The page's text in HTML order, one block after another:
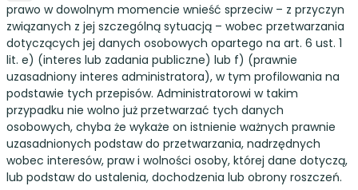
prawo w dowolnym momencie wnieść sprzeciw – z przyczyn
związanych z jej szczególną sytuacją – wobec przetwarzania
dotyczących jej danych osobowych opartego na art. 6 ust. 1
lit. e) (interes lub zadania publiczne) lub f) (prawnie
uzasadniony interes administratora), w tym profilowania na
podstawie tych przepisów. Administratorowi w takim
przypadku nie wolno już przetwarzać tych danych
osobowych, chyba że wykaże on istnienie ważnych prawnie
uzasadnionych podstaw do przetwarzania, nadrzędnych
wobec interesów, praw i wolności osoby, której dane dotyczą,
lub podstaw do ustalenia, dochodzenia lub obrony roszczeń.